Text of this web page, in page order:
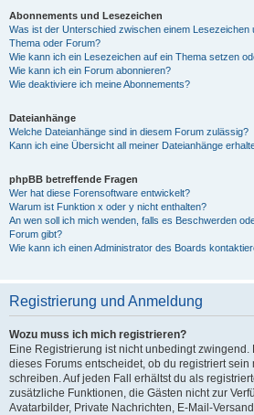
Abonnements und Lesezeichen
Was ist der Unterschied zwischen einem Lesezeichen
Thema oder Forum?
Wie kann ich ein Lesezeichen auf ein Thema setzen
Wie kann ich ein Forum abonnieren?
Wie deaktiviere ich meine Abonnements?
Dateianhänge
Welche Dateianhänge sind in diesem Forum zulässig?
Kann ich eine Übersicht all meiner Dateianhänge
phpBB betreffende Fragen
Wer hat diese Forensoftware entwickelt?
Warum ist Funktion x oder y nicht enthalten?
An wen soll ich mich wenden, falls es Beschwerden
Forum gibt?
Wie kann ich einen Administrator des Boards
Registrierung und Anmeldung
Wozu muss ich mich registrieren?
Eine Registrierung ist nicht unbedingt
dieses Forums entscheidet, ob du registriert sein
schreiben. Auf jeden Fall erhältst du als
zusätzliche Funktionen, die Gästen nicht zur
Avatarbilder, Private Nachrichten, E-Mail-